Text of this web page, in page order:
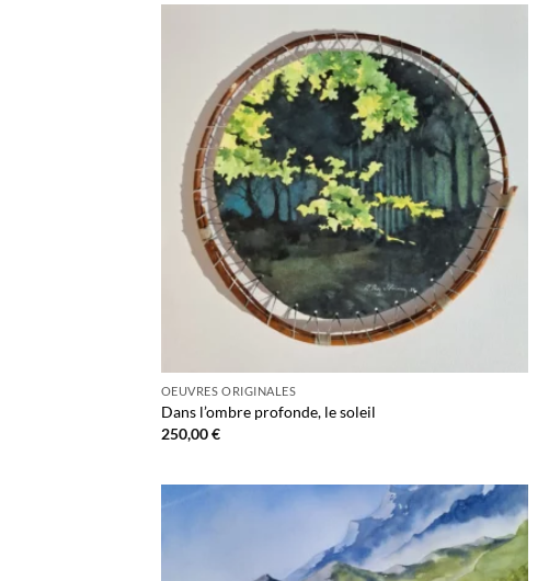
OEUVRES ORIGINALES
Dans l’ombre profonde, le soleil
250,00€